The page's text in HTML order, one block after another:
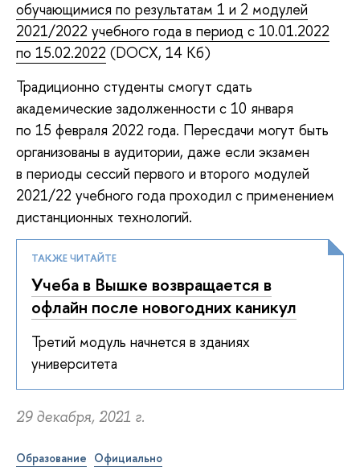
обучающимися по результатам 1 и 2 модулей
2021/2022 учебного года в период с 10.01.2022
по 15.02.2022 (DOCX, 14 Кб)
Традиционно студенты смогут сдать
академические задолженности с 10 января
по 15 февраля 2022 года. Пересдачи могут быть
организованы в аудитории, даже если экзамен
в периоды сессий первого и второго модулей
2021/22 учебного года проходил с применением
дистанционных технологий.
ТАКЖЕ ЧИТАЙТЕ
Учеба в Вышке возвращается в
офлайн после новогодних каникул
Третий модуль начнется в зданиях
университета
29 декабря, 2021 г.
Образование Официально